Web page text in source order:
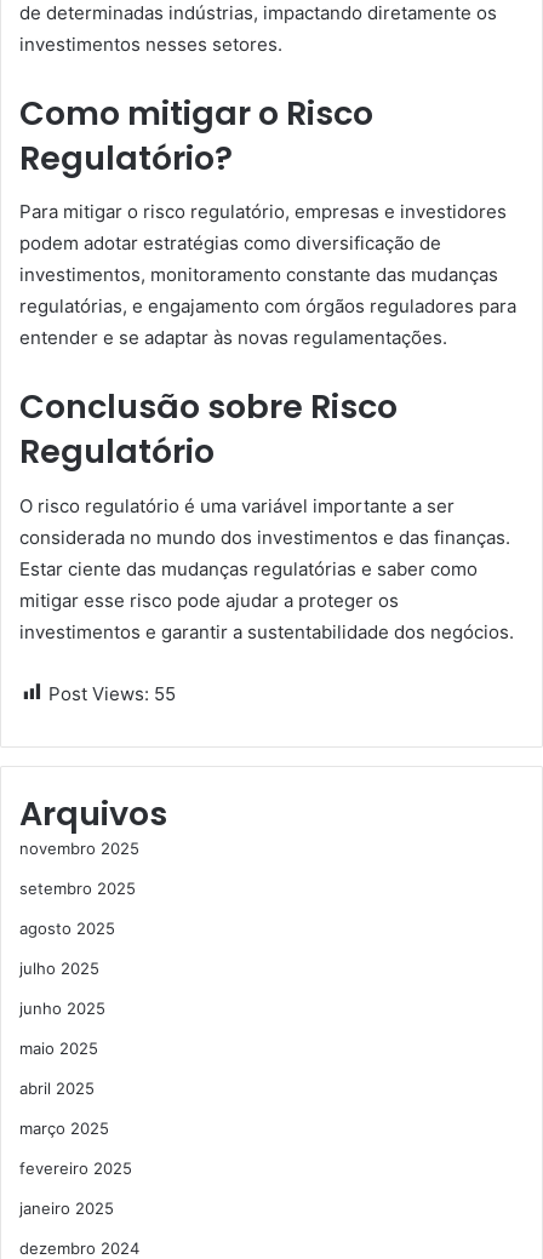
de determinadas indústrias, impactando diretamente os
investimentos nesses setores.
Como mitigar o Risco
Regulatório?
Para mitigar o risco regulatório, empresas e investidores
podem adotar estratégias como diversificação de
investimentos, monitoramento constante das mudanças
regulatórias, e engajamento com órgãos reguladores para
entender e se adaptar às novas regulamentações.
Conclusão sobre Risco
Regulatório
O risco regulatório é uma variável importante a ser
considerada no mundo dos investimentos e das finanças.
Estar ciente das mudanças regulatórias e saber como
mitigar esse risco pode ajudar a proteger os
investimentos e garantir a sustentabilidade dos negócios.
Post Views: 55
Arquivos
novembro 2025
setembro 2025
agosto 2025
julho 2025
junho 2025
maio 2025
abril 2025
março 2025
fevereiro 2025
janeiro 2025
dezembro 2024